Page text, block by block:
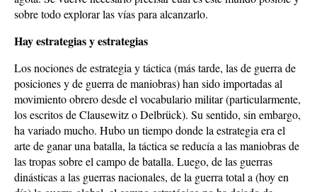
sobre todo explorar las vías para alcanzarlo.
Hay estrategias y estrategias
Los nociones de estrategia y táctica (más tarde, las de guerra de
posiciones y de guerra de maniobras) han sido importadas al
movimiento obrero desde el vocabulario militar (particularmente,
los escritos de Clausewitz o Delbrück). Su sentido, sin embargo,
ha variado mucho. Hubo un tiempo donde la estrategia era el
arte de ganar una batalla, la táctica se reducía a las maniobras de
las tropas sobre el campo de batalla. Luego, de las guerras
dinásticas a las guerras nacionales, de la guerra total a (hoy en